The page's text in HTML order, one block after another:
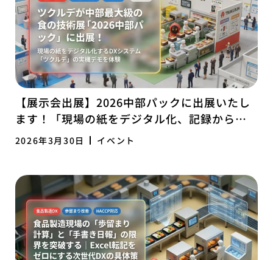
【展示会出展】2026中部パックに出展いたし
ます！「現場の紙をデジタル化、記録から経
営を変えるツクルデ」
2026年3月30日 イベント